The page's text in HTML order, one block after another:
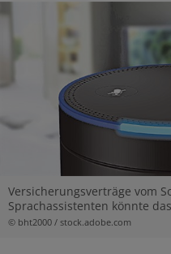
Versicherungsverträge vom
Sprachassistenten könnte
© bht2000 / stock.adobe.com